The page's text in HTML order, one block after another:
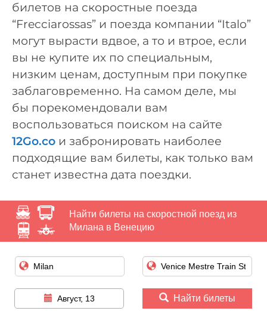
билетов на скоростные поезда
“Frecciarossas” и поезда компании “Italo”
могут вырасти вдвое, а то и втрое, если
вы не купите их по специальным,
низким ценам, доступным при покупке
заблаговременно. На самом деле, мы
бы порекомендовали вам
воспользоваться поиском на сайте
12Go.co и забронировать наиболее
подходящие вам билеты, как только вам
станет известна дата поездки.
Найти билеты на скоростной поезд из
Милана в Венецию
Август, 13 Найти билеты